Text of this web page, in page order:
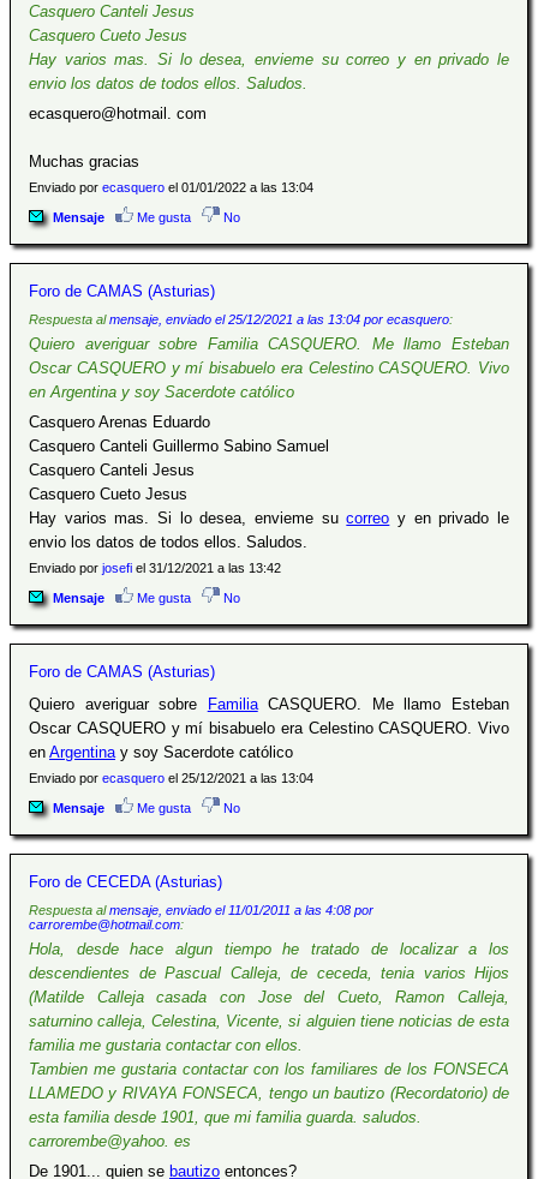
Casquero Canteli Jesus
Casquero Cueto Jesus
Hay varios mas. Si lo desea, envieme su correo y en privado le
envio los datos de todos ellos. Saludos.
ecasquero@hotmail. com
Muchas gracias
Enviado por ecasquero el 01/01/2022 a las 13:04
Mensaje Me gusta No
Foro de CAMAS (Asturias)
Respuesta almensaje, enviado el 25/12/2021 a las 13:04 por ecasquero:
Quiero averiguar sobre Familia CASQUERO. Me llamo Esteban
Oscar CASQUERO y mí bisabuelo era Celestino CASQUERO. Vivo
en Argentina y soy Sacerdote católico
Casquero Arenas Eduardo
Casquero Canteli Guillermo Sabino Samuel
Casquero Canteli Jesus
Casquero Cueto Jesus
Hay varios mas. Si lo desea, envieme sucorreo y en privado le
envio los datos de todos ellos. Saludos.
Enviado por josefi el 31/12/2021 a las 13:42
Mensaje Me gusta No
Foro de CAMAS (Asturias)
Quiero averiguar sobre
FamiliaCASQUERO. Me llamo Esteban
Oscar CASQUERO y mí bisabuelo era Celestino CASQUERO. Vivo
en Argentinay soy Sacerdote católico
Enviado por ecasquero el 25/12/2021 a las 13:04
Mensaje Me gusta No
Foro de CECEDA (Asturias)
Respuesta almensaje, enviado el 11/01/2011 a las 4:08 por
carrorembe@hotmail.com:
Hola, desde hace algun tiempo he tratado de localizar a los
descendientes de Pascual Calleja, de ceceda, tenia varios Hijos
(Matilde Calleja casada con Jose del Cueto, Ramon Calleja,
saturnino calleja, Celestina, Vicente, si alguien tiene noticias de esta
familia me gustaria contactar con ellos.
Tambien me gustaria contactar con los familiares de los FONSECA
LLAMEDO y RIVAYA FONSECA, tengo un bautizo (Recordatorio) de
esta familia desde 1901, que mi familia guarda. saludos.
carrorembe@yahoo. es
De 1901... quien se bautizo entonces?